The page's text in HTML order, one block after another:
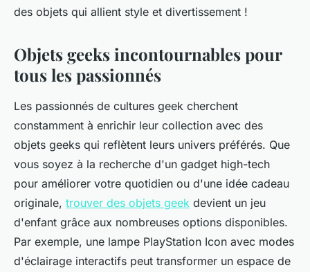
des objets qui allient style et divertissement !
Objets geeks incontournables pour
tous les passionnés
Les passionnés de cultures geek cherchent
constamment à enrichir leur collection avec des
objets geeks qui reflètent leurs univers préférés. Que
vous soyez à la recherche d'un gadget high-tech
pour améliorer votre quotidien ou d'une idée cadeau
originale, trouver des objets geek devient un jeu
d'enfant grâce aux nombreuses options disponibles.
Par exemple, une lampe PlayStation Icon avec modes
d'éclairage interactifs peut transformer un espace de